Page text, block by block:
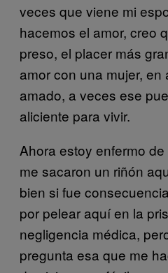
veces que viene mi
hacemos el amor, creo
preso, el placer más
amor con una mujer, en
amado, a veces ese
aliciente para vivir.
Ahora estoy enfermo
me sacaron un riñón
bien si fue
por pelear aquí en la
negligencia médica,
pregunta esa que me